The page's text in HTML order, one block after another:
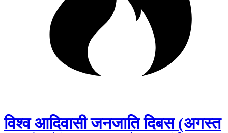
विश्व आदिवासी जनजाति दिबस (अगस्त